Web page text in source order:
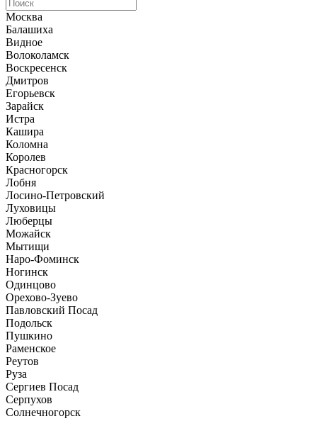
Москва
Балашиха
Видное
Волоколамск
Воскресенск
Дмитров
Егорьевск
Зарайск
Истра
Кашира
Коломна
Королев
Красногорск
Лобня
Лосино-Петровский
Луховицы
Люберцы
Можайск
Мытищи
Наро-Фоминск
Ногинск
Одинцово
Орехово-Зуево
Павловский Посад
Подольск
Пушкино
Раменское
Реутов
Руза
Сергиев Посад
Серпухов
Солнечногорск